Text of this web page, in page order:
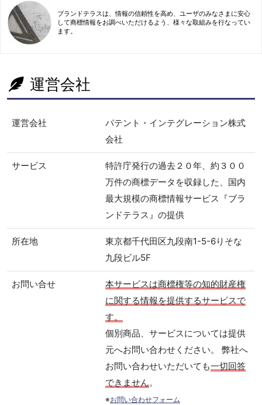
ブランドテラスは、情報の信頼性を高め、ユーザのみなさまに安心
して商標情報をお調べいただけるよう、様々な取組みを行なってい
ます。
運営会社
運営会社
パテント・インテグレーション株式
会社
サービス
特許庁発行の過去２０年、約３００
万件の商標データを収録した、国内
最大規模の商標情報サービス『ブラ
ンドテラス』の提供
所在地
東京都千代田区九段南1-5-6りそな
九段ビル5F
お問い合せ
本サービスは商標権等の知的財産権
に関する情報を提供するサービスで
す。
個別商品、サービスについては提供
元へお問い合わせください。 弊社へ
お問い合わせいただいても一切回答
できません。
※お問い合わせフォーム